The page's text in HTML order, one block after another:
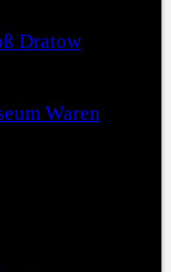
Dratow
Waren